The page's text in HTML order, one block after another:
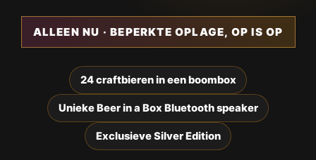
ALLEEN NU · BEPERKTE OPLAGE, OP IS OP
24 craftbieren in een boombox
Unieke Beer in a Box Bluetooth speaker
Exclusieve Silver Edition